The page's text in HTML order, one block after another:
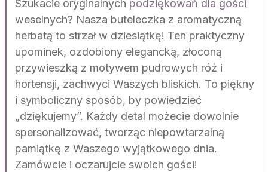
Szukacie oryginalnych podziękowań dla gości
weselnych? Nasza buteleczka z aromatyczną
herbatą to strzał w dziesiątkę! Ten praktyczny
upominek, ozdobiony elegancką, złoconą
przywieszką z motywem pudrowych róż i
hortensji, zachwyci Waszych bliskich. To piękny
i symboliczny sposób, by powiedzieć
„dziękujemy”. Każdy detal możecie dowolnie
spersonalizować, tworząc niepowtarzalną
pamiątkę z Waszego wyjątkowego dnia.
Zamówcie i oczarujcie swoich gości!